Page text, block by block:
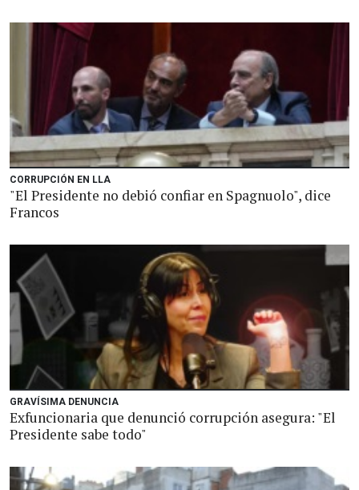
CORRUPCIÓN EN LLA
"El Presidente no debió confiar en Spagnuolo", dice
Francos
GRAVÍSIMA DENUNCIA
Exfuncionaria que denunció corrupción asegura: "El
Presidente sabe todo"